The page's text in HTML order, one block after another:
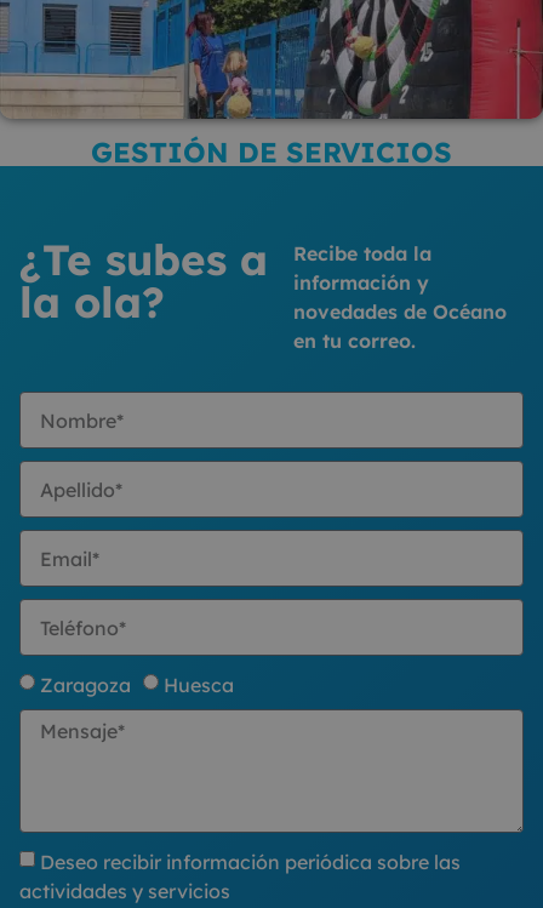
GESTIÓN DE SERVICIOS
¿Te subes a
la ola?
Recibe toda la
información y
novedades de Océano
en tu correo.
Zaragoza Huesca
Deseo recibir información periódica sobre las
actividades y servicios